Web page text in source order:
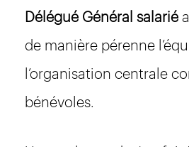
Délégué Général salarié
de manière pérenne
l’organisation centrale
bénévoles.